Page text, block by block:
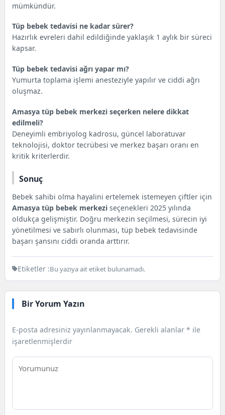
mümkündür.
Tüp bebek tedavisi ne kadar sürer?
Hazırlık evreleri dahil edildiğinde yaklaşık 1 aylık bir süreci
kapsar.
Tüp bebek tedavisi ağrı yapar mı?
Yumurta toplama işlemi anesteziyle yapılır ve ciddi ağrı
oluşmaz.
Amasya tüp bebek merkezi seçerken nelere dikkat
edilmeli?
Deneyimli embriyolog kadrosu, güncel laboratuvar
teknolojisi, doktor tecrübesi ve merkez başarı oranı en
kritik kriterlerdir.
Sonuç
Bebek sahibi olma hayalini ertelemek istemeyen çiftler için
Amasya tüp bebek merkezi seçenekleri 2025 yılında
oldukça gelişmiştir. Doğru merkezin seçilmesi, sürecin iyi
yönetilmesi ve sabırlı olunması, tüp bebek tedavisinde
başarı şansını ciddi oranda arttırır.
Etiketler :Bu yazıya ait etiket bulunamadı.
Bir Yorum Yazın
E-posta adresiniz yayınlanmayacak. Gerekli alanlar* ile
işaretlenmişlerdir